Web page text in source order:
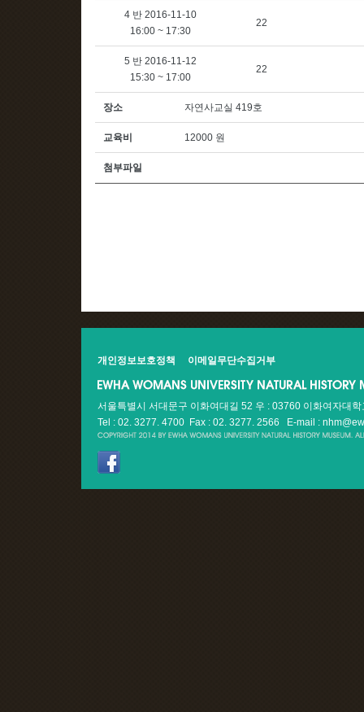
4 반 2016-11-10
16:00 ~ 17:30
22
5 반 2016-11-12
15:30 ~ 17:00
22
장소 자연사교실 419호
교육비 12000 원
첨부파일
개인정보보호정책 이메일무단수집거부
서울특별시 서대문구 이화여대길 52 우 : 03760 이화여자대
Tel : 02. 3277. 4700 Fax : 02. 3277. 2566
E-mail :